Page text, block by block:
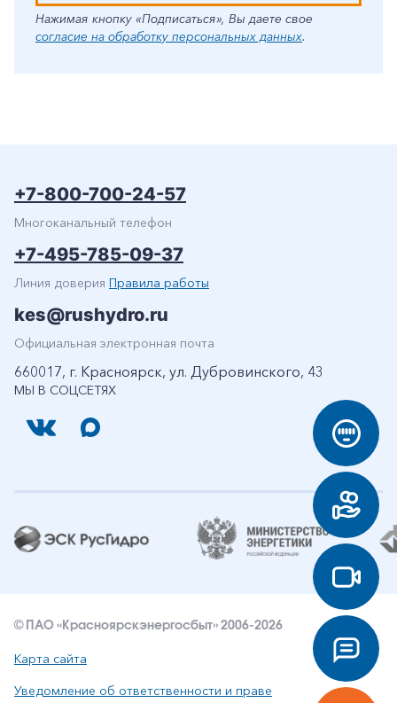
Нажимая кнопку «Подписаться», Вы даете свое
согласие на обработку персональных данных.
МЫ В СОЦСЕТЯХ
+7-800-700-24-57
Многоканальный телефон
+7-495-785-09-37
Линия доверия Правила работы
kes@rushydro.ru
Официальная электронная почта
660017, г. Красноярск, ул. Дубровинского, 43
© ПАО «Красноярскэнергосбыт» 2006-2026
Карта сайта
Уведомление об ответственности и праве